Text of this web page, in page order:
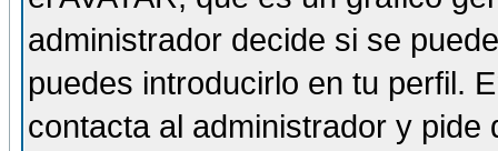
administrador decide si se
puedes introducirlo en tu perfil.
contacta al administrador y